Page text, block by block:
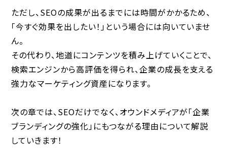
ただし、SEOの成果が出るまでには時間がかかるため、
「今すぐ効果を出したい！」という場合には向いていませ
ん。
その代わり、地道にコンテンツを積み上げていくことで、
検索エンジンから高評価を得られ、企業の成長を支える
強力なマーケティング資産になります。
次の章では、SEOだけでなく、オウンドメディアが「企業
ブランディングの強化」にもつながる理由について解説
していきます！